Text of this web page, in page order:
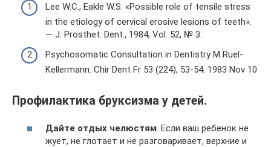
Lee W.C., Eakle W.S. «Possible role of tensile stress
in the etiology of cervical erosive lesions of teeth».
— J. Prosthet. Dent., 1984, Vol. 52, № 3.
Psychosomatic Consultation in Dentistry M Ruel-
Kellermann. Chir Dent Fr 53 (224), 53-54. 1983 Nov 10
Профилактика бруксизма у детей.
Дайте отдых челюстям. Если ваш ребенок не
жует, не глотает и не разговаривает, верхние и